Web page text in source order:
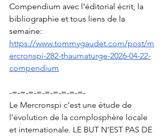
Compendium avec l'éditorial écrit, la
bibliographie et tous liens de la
semaine:
https://www.tommygaudet.com/post/m
ercronspi-282-thaumaturge-2026-04-22-
compendium
-=-=-=-=-=-=-=-=-=-
Le Mercronspi c’est une étude de
l’évolution de la complosphère locale
et internationale. LE BUT N’EST PAS DE